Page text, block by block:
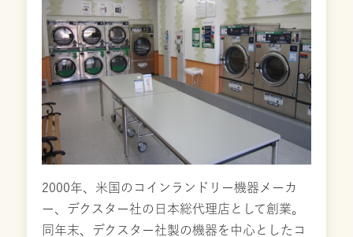
2000年、米国のコインランドリー機器メーカ
ー、デクスター社の日本総代理店として創業。
同年末、デクスター社製の機器を中心としたコ